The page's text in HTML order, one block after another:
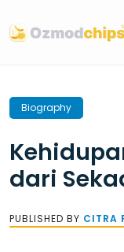
to
content
Biography
dari
PUBLISHED BY CITRA